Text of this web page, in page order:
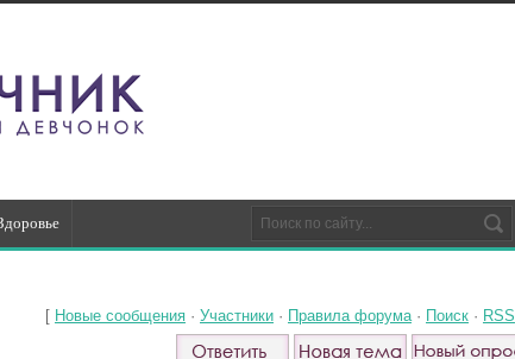
[ Новые сообщения · Участники · Правила форума· Поиск · RSS